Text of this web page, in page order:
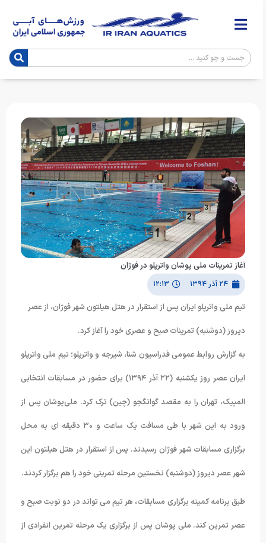
آغاز تمرینات ملی پوشان واترپلو در فوژان
۲۴ آذر ۱۳۹۴ ۱۲:۱۳
تیم ملی واترپلو ایران پس از استقرار در هتل هیلتون شهر فوژان، از عصر
دیروز (دوشنبه) تمرینات صبح و عصری خود را آغاز کرد.
به گزارش روابط عمومی فدراسیون شنا، شیرجه و واترپلو؛ تیم ملی واترپلو
ایران عصر روز یکشنبه (۲۲ آذر ۱۳۹۴) برای حضور در مسابقات انتخابی
المپیک، تهران را به مقصد گوانگجو (چین) ترک کرد. ملی‌پوشان پس از
ورود به این شهر با طی مسافت یک ساعت و ۳۰ دقیقه ای به محل
برگزاری مسابقات شهر فوژان رسیدند. پس از استقرار در هتل هیلتون این
شهر عصر دیروز (دوشنبه) نخستین مرحله تمرینی خود را هم برگزار کردند.
طبق برنامه کمیته برگزاری مسابقات، هر تیم می تواند در دو نوبت صبح و
عصر تمرین کند. ملی پوشان پس از برگزاری یک مرحله تمرین انفرادی از